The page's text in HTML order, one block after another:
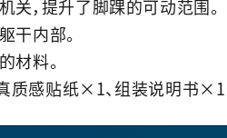
，提升了脚踝的可动范围。
干内部。
材料。
质感贴纸×1、组装说明书×1